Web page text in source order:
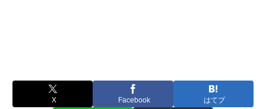
X Facebook はてブ